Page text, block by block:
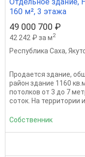
160 м², 3 этажа
49 000 700 ₽
42 242 ₽ за м2
Республика Саха,
Продается здание,
район здание 1160
потолков от 3 до 7
соток. На территории
Собственник